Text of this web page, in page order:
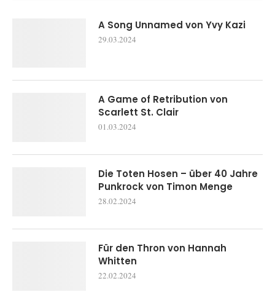
A Song Unnamed von Yvy Kazi
29.03.2024
A Game of Retribution von
Scarlett St. Clair
01.03.2024
Die Toten Hosen – über 40 Jahre
Punkrock von Timon Menge
28.02.2024
Für den Thron von Hannah
Whitten
22.02.2024